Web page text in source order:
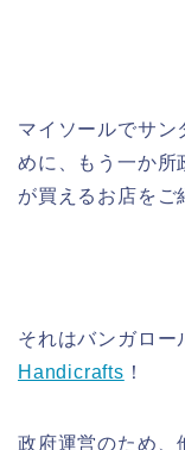
マイソールでサン
めに、もう一か所
が買えるお店をご
それはバンガロー
Handicrafts ！
政府運営のため、